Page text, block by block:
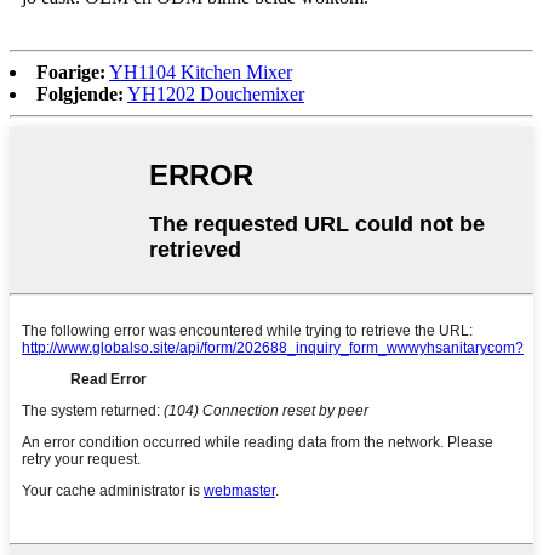
Foarige: YH1104 Kitchen Mixer
Folgjende: YH1202 Douchemixer